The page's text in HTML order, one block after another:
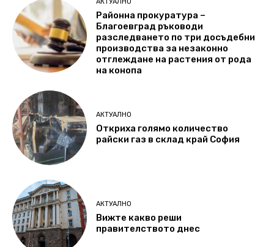
Районна прокуратура –
Благоевград ръководи
разследването по три досъдебни
производства за незаконно
отглеждане на растения от рода
на конопа
АКТУАЛНО
Откриха голямо количество
райски газ в склад край София
АКТУАЛНО
Вижте какво реши
правителството днес